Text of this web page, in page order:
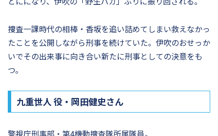
捜査一課時代の相棒・香坂を追い詰めてしまい救えなかっ
たことを公開しながら刑事を続けていた。伊吹のおせっか
いでその出来事に向き合い新たに刑事としての決意をも
つ。
九重世人 役・岡田健史さん